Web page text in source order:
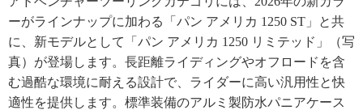
ーがラインナップに加わる「パン アメリカ 1250 ST」と共
に、新モデルとして「パン アメリカ 1250 リミテッド」（写
真）が登場します。長距離ライディングやオフロードを含
む過酷な環境に耐える設計で、ライダーに高い汎用性と快
適性を提供します。標準装備のアルミ製防水パニアケース